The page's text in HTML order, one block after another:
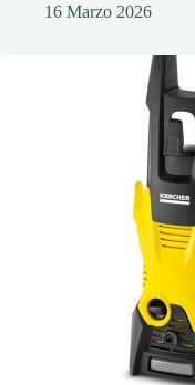
16 Marzo 2026